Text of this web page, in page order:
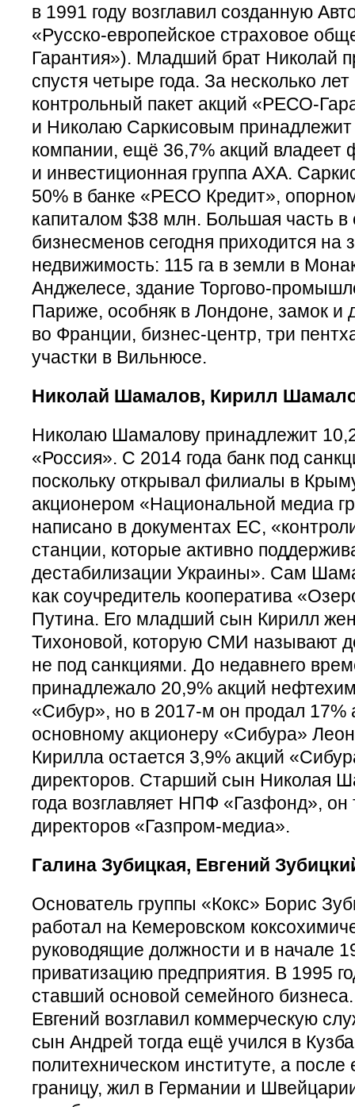
в 1991 году возглавил созданную
«Русско-европейское страховое
Гарантия»). Младший брат Николай
спустя четыре года. За несколько
контрольный пакет акций «РЕСО-
и Николаю Саркисовым принадлежит
компании, ещё 36,7% акций владеет
и инвестиционная группа AXA.
50% в банке «РЕСО Кредит»,
капиталом $38 млн. Большая часть в
бизнесменов сегодня приходится на
недвижимость: 115 га в земли в
Анджелесе, здание Торгово-
Париже, особняк в Лондоне, замок и
во Франции, бизнес-центр, три
участки в Вильнюсе.
Николай Шамалов, Кирилл
Николаю Шамалову принадлежит
«Россия». С 2014 года банк под
поскольку открывал филиалы в
акционером «Национальной медиа
написано в документах ЕС,
станции, которые активно
дестабилизации Украины». Сам
как соучредитель кооператива
Путина. Его младший сын Кирилл
Тихоновой, которую СМИ называют
не под санкциями. До недавнего
принадлежало 20,9% акций
«Сибур», но в 2017-м он продал 17%
основному акционеру «Сибура»
Кирилла остается 3,9% акций
директоров. Старший сын Николая
года возглавляет НПФ «Газфонд», он
директоров «Газпром-медиа».
Галина Зубицкая, Евгений
Основатель группы «Кокс» Борис
работал на Кемеровском
руководящие должности и в начале
приватизацию предприятия. В 1995
ставший основой семейного
Евгений возглавил коммерческую
сын Андрей тогда ещё учился в
политехническом институте, а после
границу, жил в Германии и